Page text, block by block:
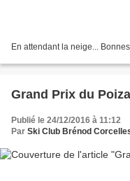
En attendant la neige...
Grand Prix du
Publié le 24/12/2016 à 11:12
Par Ski Club Brénod